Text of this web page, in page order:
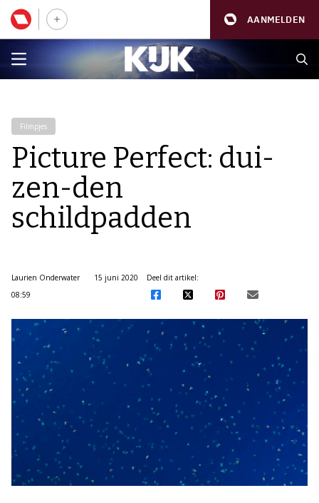
AANMELDEN
Filmpjes
Picture Perfect: dui-
zen-den
schildpadden
Laurien Onderwater
15 juni 2020
08:59
Deel dit artikel: